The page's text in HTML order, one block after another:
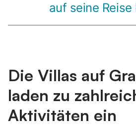
auf seine Reise
Die Villas auf
laden zu
Aktivitäten ein